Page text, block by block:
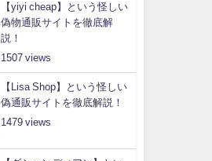
【yiyi cheap】という怪しい
偽物通販サイトを徹底解
説！
1507
【Lisa Shop】という怪しい
偽通販サイトを徹底解説！
1479